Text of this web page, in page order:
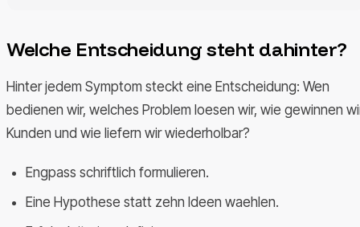
Welche Entscheidung steht dahinter?
Hinter jedem Symptom steckt eine Entscheidung: Wen
bedienen wir, welches Problem loesen wir, wie gewinnen
Kunden und wie liefern wir wiederholbar?
Engpass schriftlich formulieren.
Eine Hypothese statt zehn Ideen waehlen.